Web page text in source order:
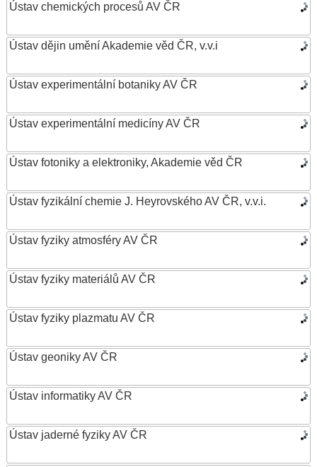
Ústav chemických procesů AV ČR
Ústav dějin umění Akademie věd ČR, v.v.i
Ústav experimentální botaniky AV ČR
Ústav experimentální medicíny AV ČR
Ústav fotoniky a elektroniky, Akademie věd ČR
Ústav fyzikální chemie J. Heyrovského AV ČR, v.v.i.
Ústav fyziky atmosféry AV ČR
Ústav fyziky materiálů AV ČR
Ústav fyziky plazmatu AV ČR
Ústav geoniky AV ČR
Ústav informatiky AV ČR
Ústav jaderné fyziky AV ČR